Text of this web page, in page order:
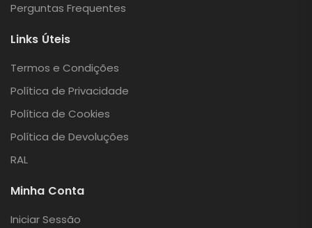
Perguntas Frequentes
Links Úteis
Termos e Condições
Política de Privacidade
Política de Cookies
Política de Devoluções
RAL
Minha Conta
Iniciar Sessão